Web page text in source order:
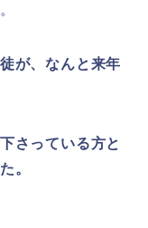
が、なんと来年
さっている方と
。